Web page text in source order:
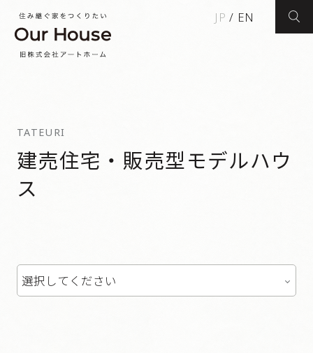
JP / EN
TATEURI
建売住宅・販売型モデルハウ
ス